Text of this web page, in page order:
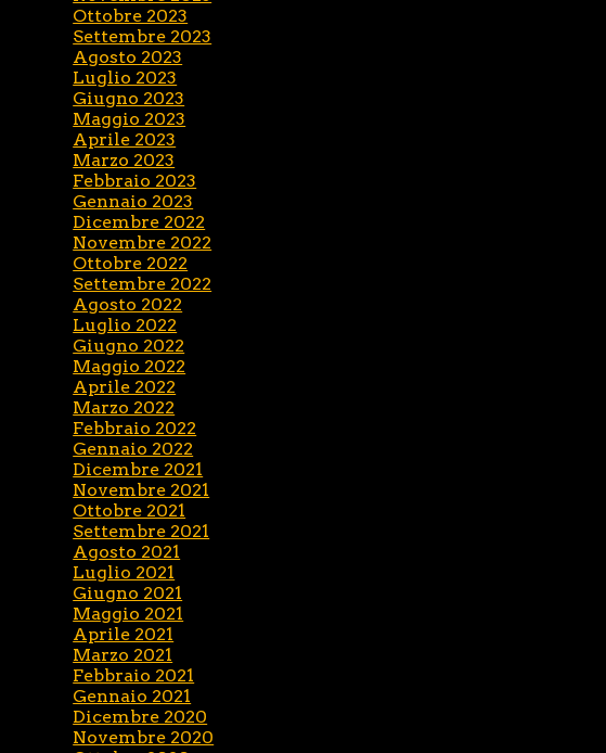
Ottobre 2023
Settembre 2023
Agosto 2023
Luglio 2023
Giugno 2023
Maggio 2023
Aprile 2023
Marzo 2023
Febbraio 2023
Gennaio 2023
Dicembre 2022
Novembre 2022
Ottobre 2022
Settembre 2022
Agosto 2022
Luglio 2022
Giugno 2022
Maggio 2022
Aprile 2022
Marzo 2022
Febbraio 2022
Gennaio 2022
Dicembre 2021
Novembre 2021
Ottobre 2021
Settembre 2021
Agosto 2021
Luglio 2021
Giugno 2021
Maggio 2021
Aprile 2021
Marzo 2021
Febbraio 2021
Gennaio 2021
Dicembre 2020
Novembre 2020